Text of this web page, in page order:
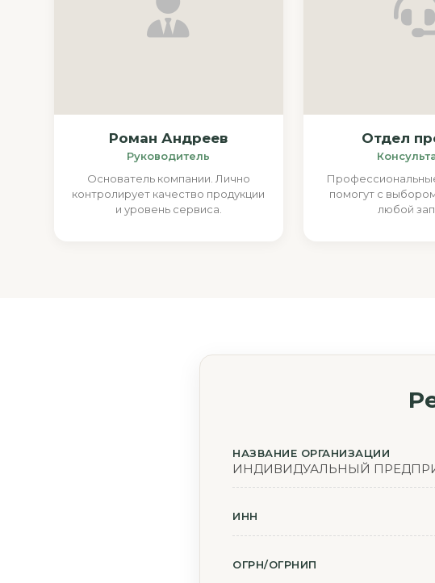
Роман Андреев
Руководитель
Основатель компании. Лично
контролирует качество продукции
и уровень сервиса.
Отдел
помогут с
любой
НАЗВАНИЕ ОРГАНИЗАЦИИ
ИНДИВИДУАЛЬНЫЙ
ИНН
ОГРН/ОГРНИП